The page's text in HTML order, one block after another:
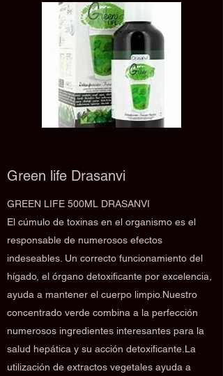
Green life Drasanvi
GREEN LIFE 500ML DRASANVI
El cúmulo de toxinas en el organismo es el
responsable de numerosos efectos
indeseables. Un correcto funcionamiento del
hígado, el órgano detoxificante por excelencia,
ayuda a mantener el cuerpo limpio.Nuestro
concentrado verde combina a la perfección
numerosos ingredientes interesantes para la
salud hepática y su acción detoxificante.La
utilización de extractos vegetales ayuda a